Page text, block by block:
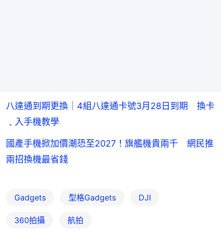
八達通到期更換｜4組八達通卡號3月28日到期 換卡
﹑入手機教學
國產手機掀加價潮恐至2027！旗艦機貴兩千 網民推
兩招換機最省錢
Gadgets 型格Gadgets DJI
360拍攝 航拍